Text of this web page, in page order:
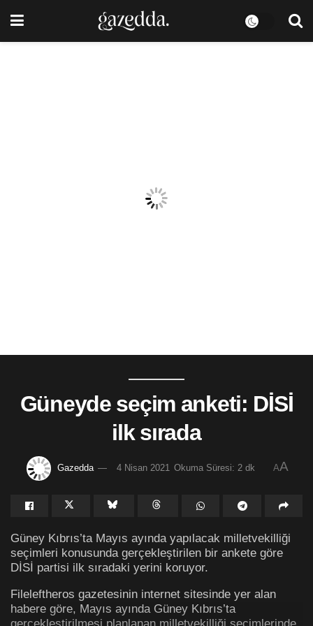
Güneyde seçim anketi: DİSİ
ilk sırada
Gazedda 4 Nisan 2021 Okuma Süresi: 2 dk AA
Güney Kıbrıs’ta Mayıs ayında yapılacak milletvekilliği
seçimleri konusunda gerçekleştirilen bir ankete göre
DİSİ partisi ilk sıradaki yerini koruyor.
Fileleftheros gazetesinin internet sitesinde yer alan
habere göre, Mayıs ayında Güney Kıbrıs’ta